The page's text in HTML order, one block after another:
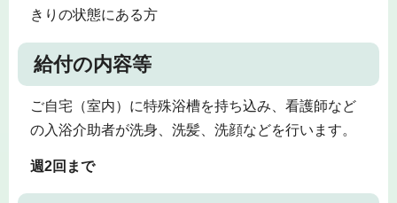
きりの状態にある方
給付の内容等
ご自宅（室内）に特殊浴槽を持ち込み、看護師など
の入浴介助者が洗身、洗髪、洗顔などを行います。
週2回まで